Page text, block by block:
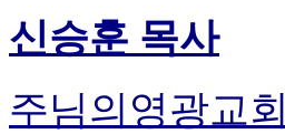
신승훈 목사
주님의영광교회